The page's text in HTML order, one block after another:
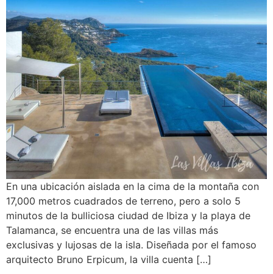
En una ubicación aislada en la cima de la montaña con
17,000 metros cuadrados de terreno, pero a solo 5
minutos de la bulliciosa ciudad de Ibiza y la playa de
Talamanca, se encuentra una de las villas más
exclusivas y lujosas de la isla. Diseñada por el famoso
arquitecto Bruno Erpicum, la villa cuenta […]